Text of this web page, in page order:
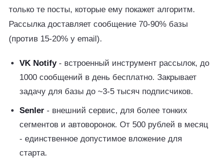
только те посты, которые ему покажет алгоритм.
Рассылка доставляет сообщение 70-90% базы
(против 15-20% у email).
VK Notify- встроенный инструмент рассылок, до
1000 сообщений в день бесплатно. Закрывает
задачу для базы до ~3-5 тысяч подписчиков.
Senler - внешний сервис, для более тонких
сегментов и автоворонок. От 500 рублей в месяц
- единственное допустимое вложение для
старта.